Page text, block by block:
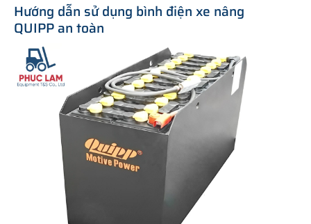
Hướng dẫn sử dụng bình điện xe nâng
QUIPP an toàn